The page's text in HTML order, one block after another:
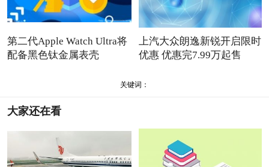
第二代Apple Watch Ultra将
配备黑色钛金属表壳
上汽大众朗逸新锐开启限时
优惠 优惠完7.99万起售
关键词：
大家还在看